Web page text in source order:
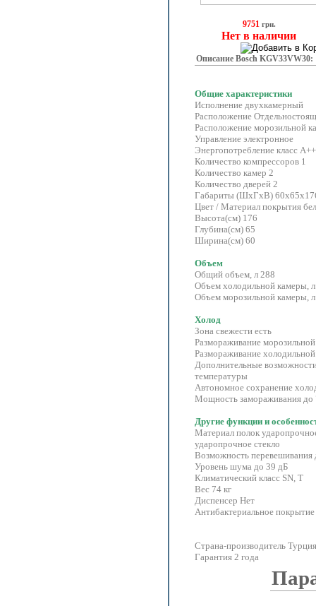
9751грн.
Нет в наличии
Описание Bosch KGV33VW30:
Общие характеристики
Исполнение двухкамерный
Расположение
Расположение морозильной
Управление электронное
Энергопотребление класс A++
Количество компрессоров 1
Количество камер 2
Количество дверей 2
Габариты (ШxГxВ)
Цвет / Материал покрытия
Высота(см) 176
Глубина(см) 65
Ширина(см) 60
Объем
Общий объем, л 288
Объем холодильной камеры,
Объем морозильной камеры,
Холод
Зона свежести есть
Размораживание
Размораживание
Дополнительные
температуры
Автономное сохранение
Мощность замораживания до
Другие функции и
Материал полок
ударопрочное стекло
Возможность перевешивания
Уровень шума до 39 дБ
Климатический класс SN, T
Вес 74 кг
Диспенсер Нет
Антибактериальное покрытие
Страна-производитель Турция
Гарантия 2 года